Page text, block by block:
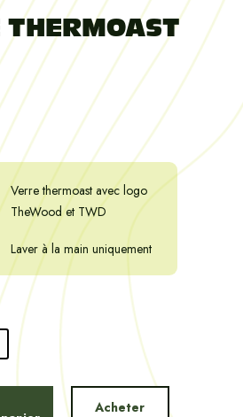
THERMOAST
Verre thermoast avec logo
TheWood et TWD
Laver à la main uniquement
Acheter